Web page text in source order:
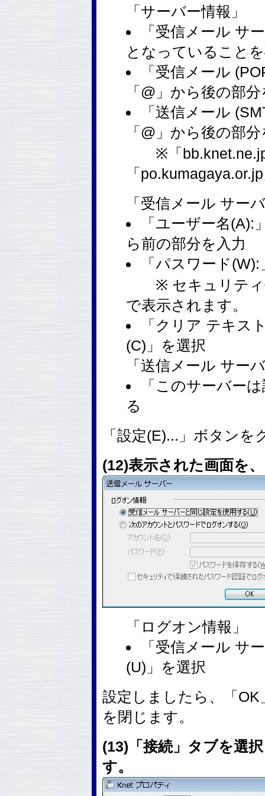
「サーバー情報」
「受信メール サ
となっていること
「受信メール
「@」から後の部
「送信メール
「@」から後の部
※「bb.knet.ne.jp
「
「受信メール サー
「ユーザー名
ら前の部分を入力
「パスワード
※ セキュリティ
で表示されます。
「クリア テキス
(C)」を選択
「送信メール サー
「このサーバー
る
「設定(E)...」ボタン
(12)表示された画面を
「ログオン情報」
「受信メール サ
(U)」を選択
設定しましたら、「
を閉じます。
(13)「接続」タブを選
す。